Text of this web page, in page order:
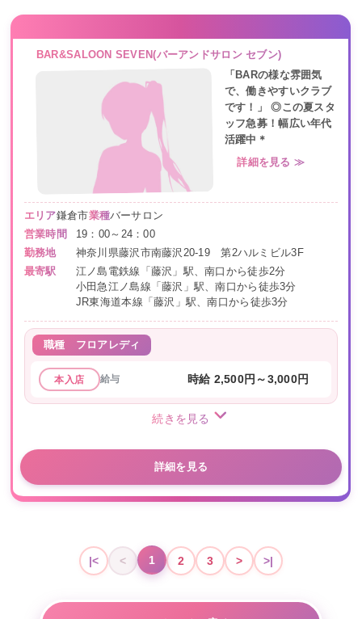
BAR&SALOON SEVEN(バーアンドサロン セブン)
「BARの様な雰囲気
で、働きやすいクラブ
です！」 ◎この夏スタ
ッフ急募！幅広い年代
活躍中＊
詳細を見る ≫
エリア鎌倉市業種バーサロン
営業時間
19：00～24：00
勤務地
神奈川県藤沢市南藤沢20-19 第2ハルミビル3F
最寄駅
江ノ島電鉄線「藤沢」駅、南口から徒歩2分
小田急江ノ島線「藤沢」駅、南口から徒歩3分
JR東海道本線「藤沢」駅、南口から徒歩3分
職種 フロアレディ
本入店 給与 時給 2,500円～3,000円
続きを見る
詳細を見る
|< < 1 2 3 > >|